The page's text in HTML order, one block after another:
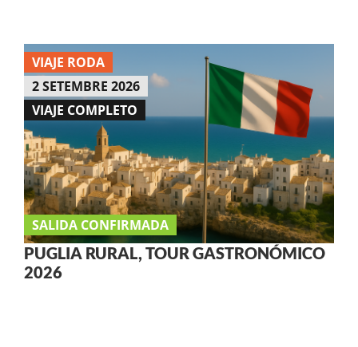
VIAJE RODA
VIAJE COMPLETO
SALIDA CONFIRMADA
2 SETEMBRE 2026
PUGLIA RURAL, TOUR GASTRONÓMICO
2026